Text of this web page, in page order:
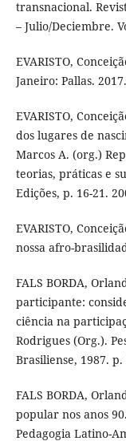
transnacional.
– Julio/Deciembre.
EVARISTO,
Janeiro: Pallas. 2017.
EVARISTO,
dos lugares de
Marcos A. (org.)
teorias, práticas e
Edições, p. 16-21.
EVARISTO,
nossa afro-
FALS BORDA,
participante:
ciência na
Rodrigues (Org.).
Brasiliense, 1987. p.
FALS BORDA,
popular nos anos
Pedagogia Latino-